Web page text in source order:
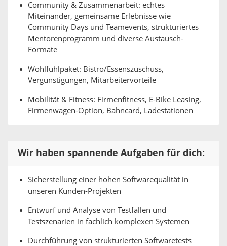
Community & Zusammenarbeit: echtes
Miteinander, gemeinsame Erlebnisse wie
Community Days und Teamevents, strukturiertes
Mentorenprogramm und diverse Austausch-
Formate
Wohlfühlpaket: Bistro/Essenszuschuss,
Vergünstigungen, Mitarbeitervorteile
Mobilität & Fitness: Firmenfitness, E-Bike Leasing,
Firmenwagen-Option, Bahncard, Ladestationen
Wir haben spannende Aufgaben für dich:
Sicherstellung einer hohen Softwarequalität in
unseren Kunden-Projekten
Entwurf und Analyse von Testfällen und
Testszenarien in fachlich komplexen Systemen
Durchführung von strukturierten Softwaretests